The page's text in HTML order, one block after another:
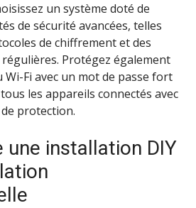
un système doté de
de sécurité avancées, telles
de chiffrement et des
Protégez également
Wi-Fi avec un mot de passe fort
les appareils connectés avec
protection.
une installation DIY